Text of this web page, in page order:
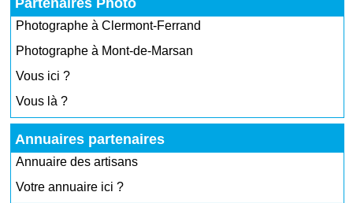
Partenaires Photo
Photographe à Clermont-Ferrand
Photographe à Mont-de-Marsan
Vous ici ?
Vous là ?
Annuaires partenaires
Annuaire des artisans
Votre annuaire ici ?